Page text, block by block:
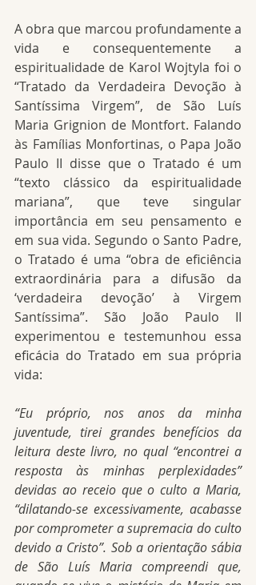
A obra que marcou profundamente a
vida e consequentemente a
espiritualidade de Karol Wojtyla foi o
“Tratado da Verdadeira Devoção à
Santíssima Virgem”, de São Luís
Maria Grignion de Montfort. Falando
às Famílias Monfortinas, o Papa João
Paulo II disse que o Tratado é um
“texto clássico da espiritualidade
mariana”, que teve singular
importância em seu pensamento e
em sua vida. Segundo o Santo Padre,
o Tratado é uma “obra de eficiência
extraordinária para a difusão da
‘verdadeira devoção’ à Virgem
Santíssima”. São João Paulo II
experimentou e testemunhou essa
eficácia do Tratado em sua própria
vida:
“Eu próprio, nos anos da minha
juventude, tirei grandes benefícios da
leitura deste livro, no qual “encontrei a
resposta às minhas perplexidades”
devidas ao receio que o culto a Maria,
“dilatando-se excessivamente, acabasse
por comprometer a supremacia do culto
devido a Cristo”. Sob a orientação sábia
de São Luís Maria compreendi que,